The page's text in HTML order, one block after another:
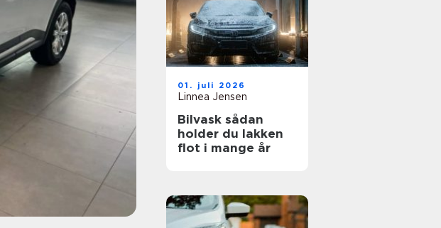
01. juli 2026
Linnea Jensen
Bilvask sådan
holder du lakken
flot i mange år